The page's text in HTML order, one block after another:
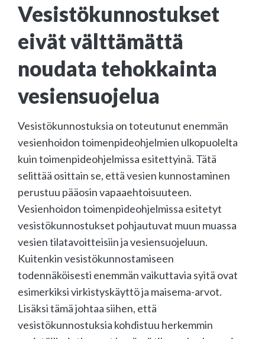
Vesistökunnostukset
eivät välttämättä
noudata tehokkainta
vesiensuojelua
Vesistökunnostuksia on toteutunut enemmän
vesienhoidon toimenpideohjelmien ulkopuolelta
kuin toimenpideohjelmissa esitettyinä. Tätä
selittää osittain se, että vesien kunnostaminen
perustuu pääosin vapaaehtoisuuteen.
Vesienhoidon toimenpideohjelmissa esitetyt
vesistökunnostukset pohjautuvat muun muassa
vesien tilatavoitteisiin ja vesiensuojeluun.
Kuitenkin vesistökunnostamiseen
todennäköisesti enemmän vaikuttavia syitä ovat
esimerkiksi virkistyskäyttö ja maisema-arvot.
Lisäksi tämä johtaa siihen, että
vesistökunnostuksia kohdistuu herkemmin